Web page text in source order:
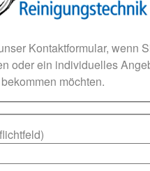
Kontaktformular, wenn
oder ein individuelles
möchten.